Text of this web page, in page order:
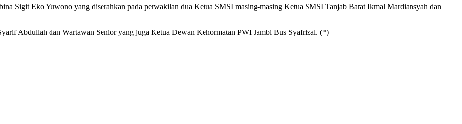
Sigit Eko Yuwono yang diserahkan pada perwakilan dua Ketua SMSI masing-masing Ketua SMSI Tanjab Barat Ikmal Mardiansyah dan
Abdullah dan Wartawan Senior yang juga Ketua Dewan Kehormatan PWI Jambi Bus Syafrizal. (*)